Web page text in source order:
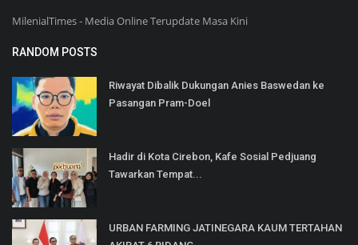
MilenialTimes - Media Online Terupdate Masa Kini
RANDOM POSTS
Riwayat Dibalik Dukungan Anies Baswedan ke
Pasangan Pram-Doel
Hadir di Kota Cirebon, Kafe Sosial Pedjuang
Tawarkan Tempat...
URBAN FARMING JATINEGARA KAUM TERTAHAN